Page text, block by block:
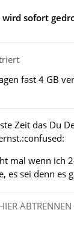
wird sofort
fast 4 GB
Zeit das Du
mal wenn ich
es sei denn es